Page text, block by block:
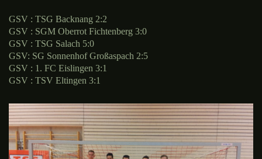
GSV : TSG Backnang 2:2
GSV : SGM Oberrot Fichtenberg 3:0
GSV : TSG Salach 5:0
GSV: SG Sonnenhof Großaspach 2:5
GSV : 1. FC Eislingen 3:1
GSV : TSV Eltingen 3:1